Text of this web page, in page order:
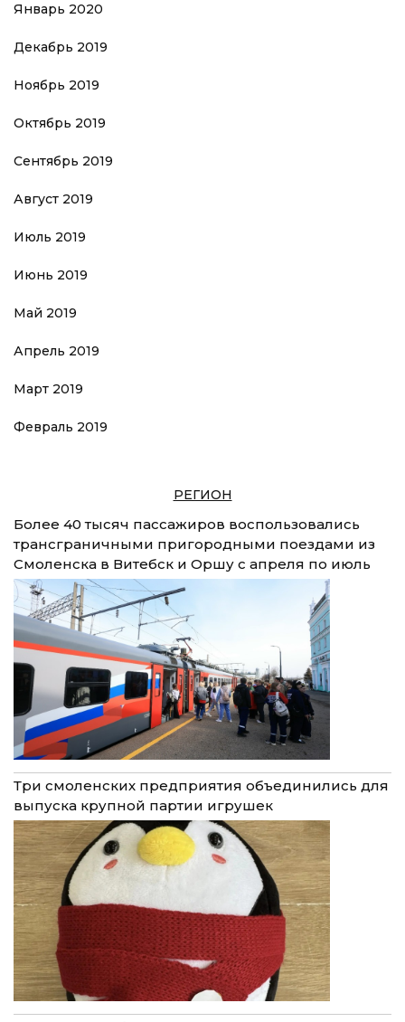
Январь 2020
Декабрь 2019
Ноябрь 2019
Октябрь 2019
Сентябрь 2019
Август 2019
Июль 2019
Июнь 2019
Май 2019
Апрель 2019
Март 2019
Февраль 2019
РЕГИОН
Более 40 тысяч пассажиров воспользовались
трансграничными пригородными поездами из
Смоленска в Витебск и Оршу с апреля по июль
Три смоленских предприятия объединились для
выпуска крупной партии игрушек